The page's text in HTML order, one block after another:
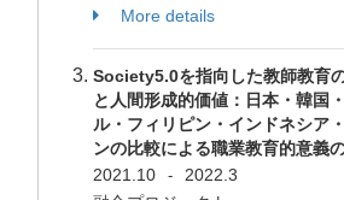
More details
Society5.0を指向した教師教育
と人間形成的価値：日本・韓国
ル・フィリピン・インドネシア
ンの比較による職業教育的意義
2021.10
-
2022.3